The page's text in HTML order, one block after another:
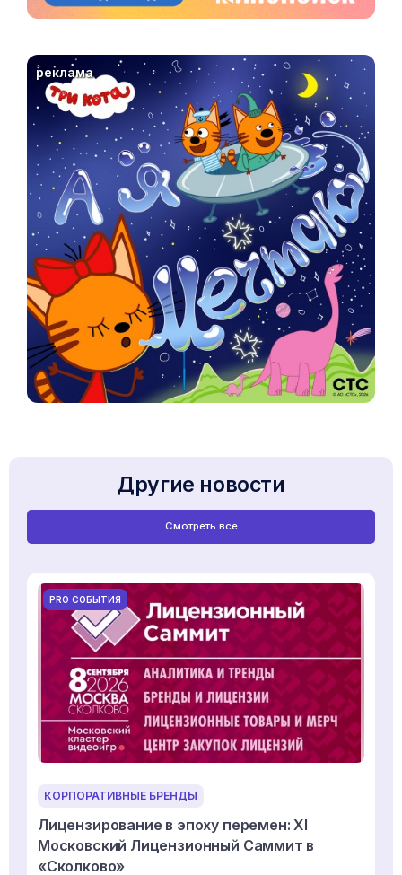
реклама
Другие новости
Смотреть все
PRO СОБЫТИЯ
КОРПОРАТИВНЫЕ БРЕНДЫ
Лицензирование в эпоху перемен: XI
Московский Лицензионный Саммит в
«Сколково»